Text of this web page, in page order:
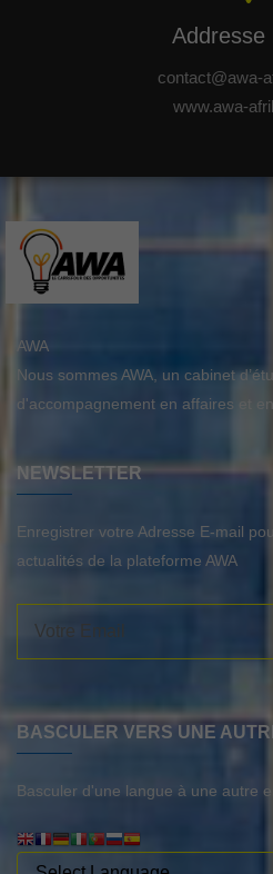
Addresse
contact@awa-
www.awa-
AWA
Nous sommes AWA, un cabinet
d'accompagnement en affaires et
NEWSLETTER
Enregistrer votre Adresse E-mail
actualités de la plateforme AWA
BASCULER VERS UNE
Basculer d'une langue à une autre